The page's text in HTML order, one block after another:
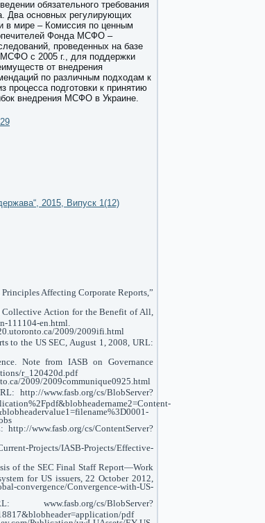
обязательного требования
Два основных регулирующих
в мире – Комиссия по ценным
Фонда МСФО –
проведенных на базе
МСФО с 2005 г., для поддержки
от внедрения
по различным подходам к
процесса подготовки к принятию
внедрения МСФО в Украине.
2015, Випуск 1(12)
Affecting Corporate Reports,”
Collective Action for the Benefit of All,
111104-en.html.
2009/2009ifi.html
to the US SEC, August 1, 2008, URL:
Note from IASB on Governance
r_120420d.pdf
2009/2009communique0925.html
http://www.fasb.org/cs/BlobServer?
www.fasb.org/cs/ContentServer?
Projects/IASB-Projects/Effective-
of the SEC Final Staff Report—Work
for US issuers, 22 October 2012,
Convergence-with-US-
cs/BlobServer?
pdf